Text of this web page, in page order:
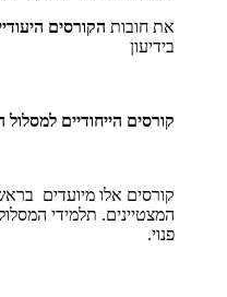
את חובות הקורסים
בידיעון
קורסים הייחודיים למסלול
קורסים אלו מיועדים
המצטיינים. תלמידי
פנוי.